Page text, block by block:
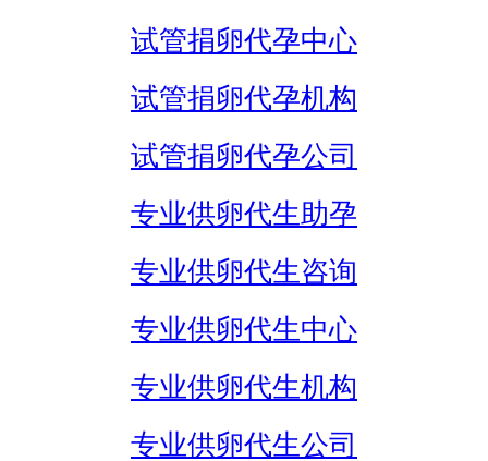
试管捐卵代孕中心
试管捐卵代孕机构
试管捐卵代孕公司
专业供卵代生助孕
专业供卵代生咨询
专业供卵代生中心
专业供卵代生机构
专业供卵代生公司